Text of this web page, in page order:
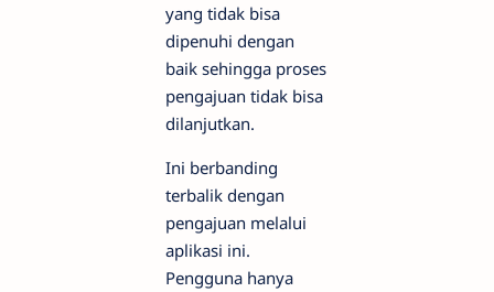
yang tidak bisa
dipenuhi dengan
baik sehingga proses
pengajuan tidak bisa
dilanjutkan.
Ini berbanding
terbalik dengan
pengajuan melalui
aplikasi ini.
Pengguna hanya